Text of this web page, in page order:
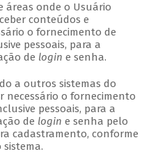
áreas onde o Usuário
conteúdos e
o fornecimento de
pessoais, para a
de login e senha.
a outros sistemas do
necessário o fornecimento
pessoais, para a
de login e senha pelo
cadastramento, conforme
sistema.